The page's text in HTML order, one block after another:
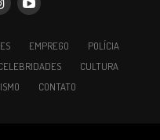
EMPREGO
POLÍCIA
CULTURA
CONTATO